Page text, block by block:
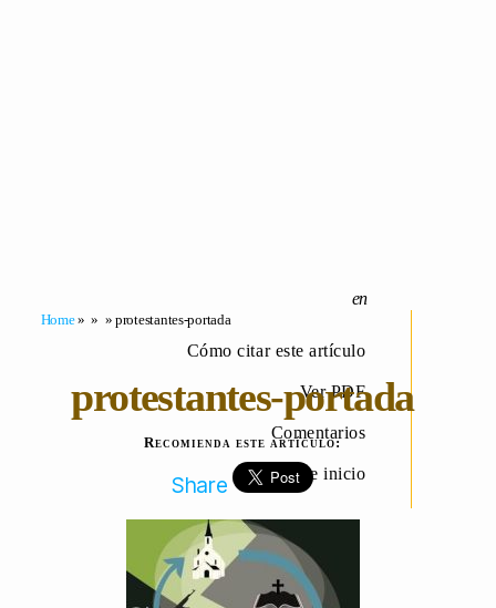
Cómo citar este artículo
Ver PDF
Comentarios
Página de inicio
Home» » » protestantes-portada
protestantes-portada
Recomienda este artículo:
Share